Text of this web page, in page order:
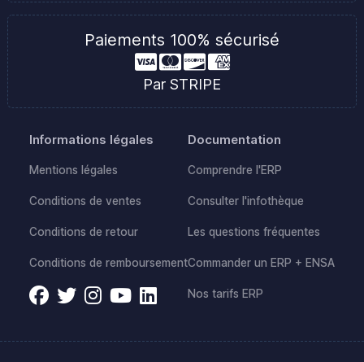
Paiements 100% sécurisé
Par STRIPE
Informations légales
Mentions légales
Conditions de ventes
Conditions de retour
Conditions de remboursement
Documentation
Comprendre l'ERP
Consulter l'infothèque
Les questions fréquentes
Commander un ERP + ENSA
Nos tarifs ERP